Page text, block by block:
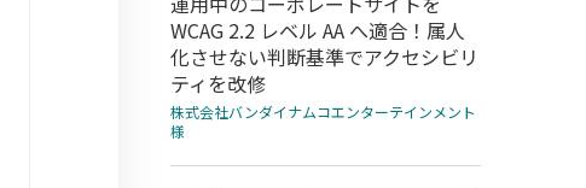
WCAG 2.2 レベル AA へ適合！属人
化させない判断基準でアクセシビリ
ティを改修
株式会社バンダイナムコエンターテインメント
様